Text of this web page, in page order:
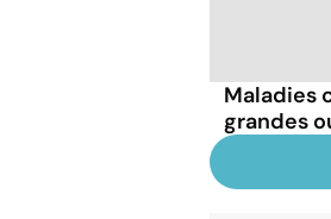
Maladies
grandes